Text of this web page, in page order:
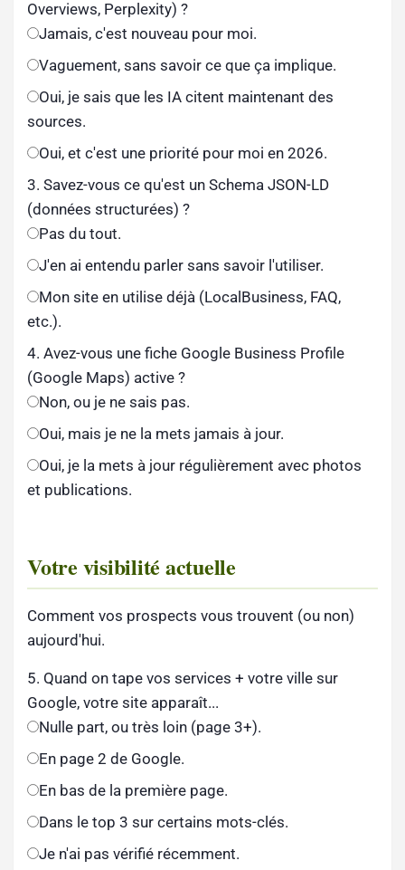
Overviews, Perplexity) ?
Jamais, c'est nouveau pour moi.
Vaguement, sans savoir ce que ça implique.
Oui, je sais que les IA citent maintenant des
sources.
Oui, et c'est une priorité pour moi en 2026.
3. Savez-vous ce qu'est un Schema JSON-LD
(données structurées) ?
Pas du tout.
J'en ai entendu parler sans savoir l'utiliser.
Mon site en utilise déjà (LocalBusiness, FAQ,
etc.).
4. Avez-vous une fiche Google Business Profile
(Google Maps) active ?
Non, ou je ne sais pas.
Oui, mais je ne la mets jamais à jour.
Oui, je la mets à jour régulièrement avec photos
et publications.
Votre visibilité actuelle
Comment vos prospects vous trouvent (ou non)
aujourd'hui.
5. Quand on tape vos services + votre ville sur
Google, votre site apparaît...
Nulle part, ou très loin (page 3+).
En page 2 de Google.
En bas de la première page.
Dans le top 3 sur certains mots-clés.
Je n'ai pas vérifié récemment.